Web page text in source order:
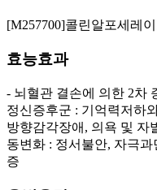
[M257700]콜린알포세레
효능효과
- 뇌혈관 결손에 의한 2차
정신증후군 : 기억력저하
방향감각장애, 의욕 및 자
동변화 : 정서불안, 자극
증